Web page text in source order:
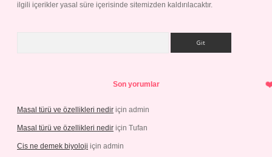
ilgili içerikler yasal süre içerisinde sitemizden kaldırılacaktır.
Son yorumlar
Masal türü ve özellikleri nedir için admin
Masal türü ve özellikleri nedir için Tufan
Cis ne demek biyoloji için admin